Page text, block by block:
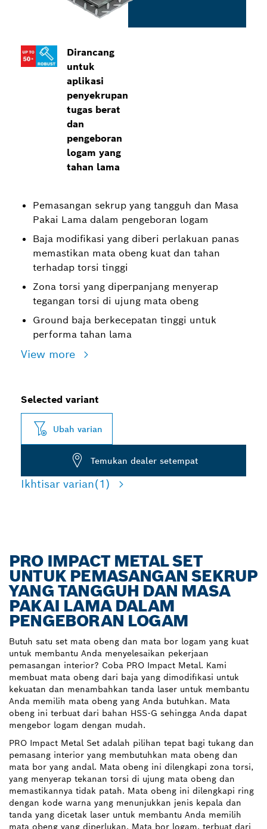
Dirancang
untuk
aplikasi
penyekrupan
tugas berat
dan
pengeboran
logam yang
tahan lama
Pemasangan sekrup yang tangguh dan Masa
Pakai Lama dalam pengeboran logam
Baja modifikasi yang diberi perlakuan panas
memastikan mata obeng kuat dan tahan
terhadap torsi tinggi
Zona torsi yang diperpanjang menyerap
tegangan torsi di ujung mata obeng
Ground baja berkecepatan tinggi untuk
performa tahan lama
View more
Selected variant
Ubah varian
Temukan dealer setempat
Ikhtisar varian(1)
PRO IMPACT METAL SET
UNTUK PEMASANGAN SEKRUP
YANG TANGGUH DAN MASA
PAKAI LAMA DALAM
PENGEBORAN LOGAM
Butuh satu set mata obeng dan mata bor logam yang kuat
untuk membantu Anda menyelesaikan pekerjaan
pemasangan interior? Coba PRO Impact Metal. Kami
membuat mata obeng dari baja yang dimodifikasi untuk
kekuatan dan menambahkan tanda laser untuk membantu
Anda memilih mata obeng yang Anda butuhkan. Mata
obeng ini terbuat dari bahan HSS-G sehingga Anda dapat
mengebor logam dengan mudah.
PRO Impact Metal Set adalah pilihan tepat bagi tukang dan
pemasang interior yang membutuhkan mata obeng dan
mata bor yang andal. Mata obeng ini dilengkapi zona torsi,
yang menyerap tekanan torsi di ujung mata obeng dan
memastikannya tidak patah. Mata obeng ini dilengkapi ring
dengan kode warna yang menunjukkan jenis kepala dan
tanda yang dicetak laser untuk membantu Anda memilih
mata obeng yang diperlukan. Mata bor logam, terbuat dari